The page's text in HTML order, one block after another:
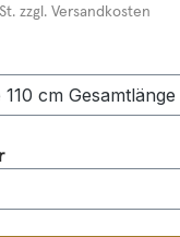
zzgl. Versandkosten
auswählen